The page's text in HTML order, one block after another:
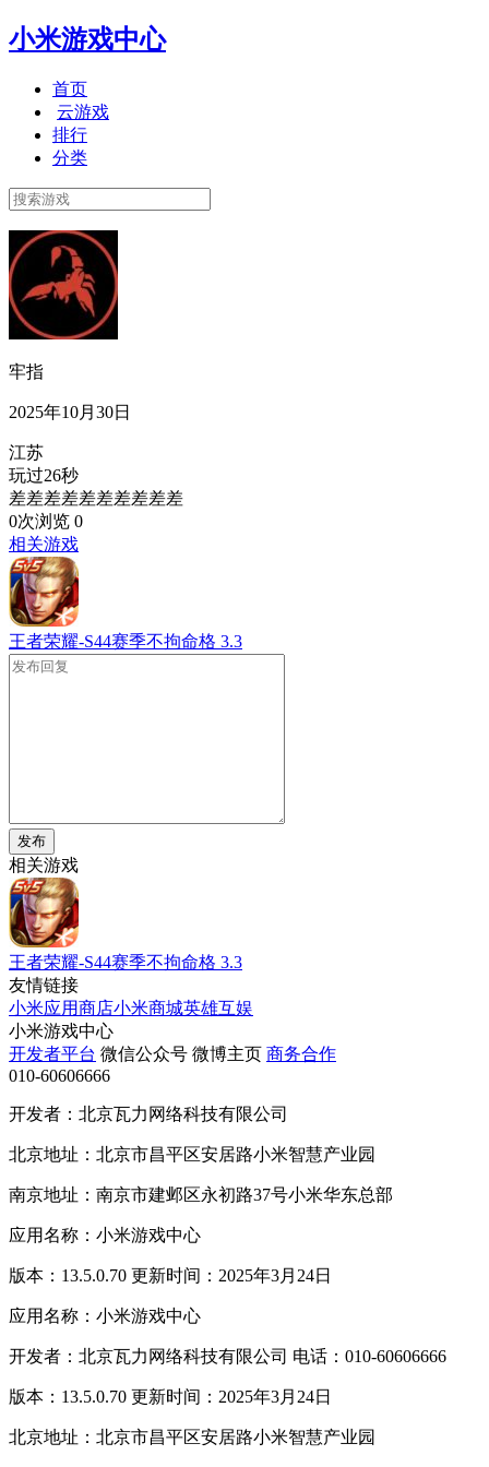
小米游戏中心
首页
云游戏
排行
分类
牢指
2025年10月30日
江苏
玩过26秒
差差差差差差差差差差
0次浏览 0
相关游戏
王者荣耀-S44赛季不拘命格 3.3
发布
相关游戏
王者荣耀-S44赛季不拘命格 3.3
友情链接
小米应用商店小米商城英雄互娱
小米游戏中心
开发者平台 微信公众号 微博主页 商务合作
010-60606666
开发者：北京瓦力网络科技有限公司
北京地址：北京市昌平区安居路小米智慧产业园
南京地址：南京市建邺区永初路37号小米华东总部
应用名称：小米游戏中心
版本：13.5.0.70 更新时间：2025年3月24日
应用名称：小米游戏中心
开发者：北京瓦力网络科技有限公司 电话：010-60606666
版本：13.5.0.70 更新时间：2025年3月24日
北京地址：北京市昌平区安居路小米智慧产业园